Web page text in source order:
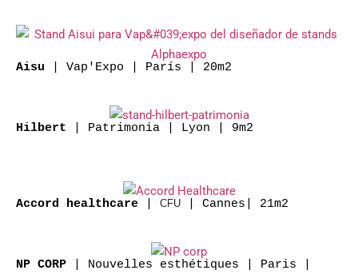
Aisu | Vap'Expo | París | 20m2
Hilbert | Patrimonia | Lyon | 9m2
Accord healthcare CFU | Cannes| 21m2
NP CORP | Nouvelles esthétiques | Paris |